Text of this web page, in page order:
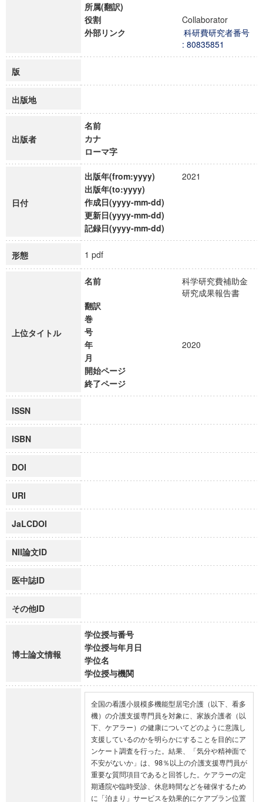
所属(翻訳)
役割
Collaborator
外部リンク
科研費研究者番号
: 80835851
版
出版地
出版者
名前
カナ
ローマ字
日付
出版年(from:yyyy)
2021
出版年(to:yyyy)
作成日(yyyy-mm-dd)
更新日(yyyy-mm-dd)
記録日(yyyy-mm-dd)
形態 1 pdf
上位タイトル
名前
科学研究費補助金
研究成果報告書
翻訳
巻
号
年
2020
月
開始ページ
終了ページ
ISSN
ISBN
DOI
URI
JaLCDOI
NII論文ID
医中誌ID
その他ID
博士論文情報
学位授与番号
学位授与年月日
学位名
学位授与機関
全国の看護小規模多機能型居宅介護（以下、看多
機）の介護支援専門員を対象に、家族介護者（以
下、ケアラー）の健康についてどのように意識し
支援しているのかを明らかにすることを目的にア
ンケート調査を行った。結果、「気分や精神面で
不安がないか」は、98％以上の介護支援専門員が
重要な質問項目であると回答した。ケアラーの定
期通院や臨時受診、休息時間などを確保するため
に「泊まり」サービスを効果的にケアプラン位置